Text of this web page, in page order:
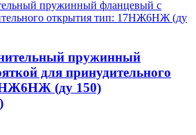
пружинный
для принудительного
(ду 150)